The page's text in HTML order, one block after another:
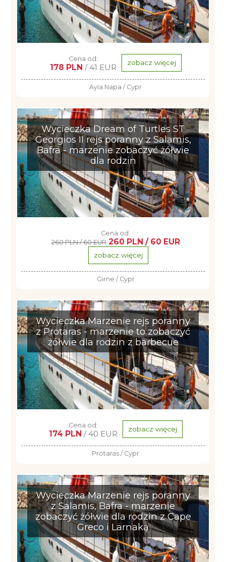
Cena od:
178 PLN / 41 EUR zobacz więcej
Ayia Napa / Cypr
Wycieczka Dream of Turtles ST
Georgios II rejs poranny z Salamis,
Bafra - marzenie zobaczyć żółwie
dla rodzin
Cena od:
260 PLN / 60 EUR 260 PLN / 60 EUR
zobacz więcej
Girne / Cypr
Wycieczka Marzenie rejs poranny
z Protaras - marzenie to zobaczyć
żółwie dla rodzin z barbecue
Cena od:
174 PLN / 40 EUR zobacz więcej
Protaras / Cypr
Wycieczka Marzenie rejs poranny
z Salamis, Bafra - marzenie
zobaczyć żółwie dla rodzin z Cape
Greco i Larnaką